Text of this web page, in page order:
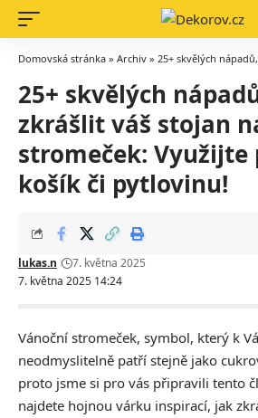
Domovská stránka » Archiv » 25+ skvělých nápadů, jak zkrášlit váš
25+ skvělých
zkrášlit váš stojan
stromeček:
košík či pytlovinu!
7. května 2025 14:24
lukas.n 7. května 2025
Vánoční stromeček, symbol, který k
neodmyslitelně patří stejně jako
proto jsme si pro vás připravili tento
najdete hojnou várku inspirací, jak